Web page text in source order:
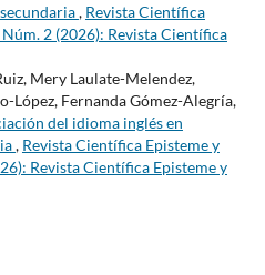
, Revista Científica
Núm. 2 (2026): Revista Científica
Mery Laulate-Melendez,
López, Fernanda Gómez-Alegría,
del idioma inglés en
, Revista Científica Episteme y
Revista Científica Episteme y